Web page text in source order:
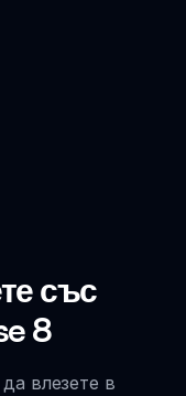
със
8
влезете в